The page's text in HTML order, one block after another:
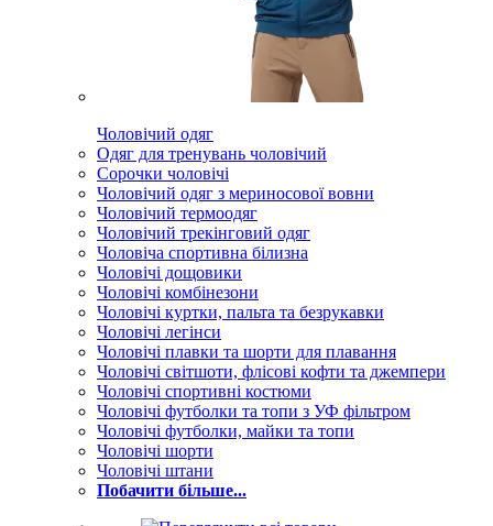
Чоловічий одяг
Одяг для тренувань чоловічий
Сорочки чоловічі
Чоловічий одяг з мериносової вовни
Чоловічий термоодяг
Чоловічий трекінговий одяг
Чоловіча спортивна білизна
Чоловічі дощовики
Чоловічі комбінезони
Чоловічі куртки, пальта та безрукавки
Чоловічі легінси
Чоловічі плавки та шорти для плавання
Чоловічі світшоти, флісові кофти та джемпери
Чоловічі спортивні костюми
Чоловічі футболки та топи з УФ фільтром
Чоловічі футболки, майки та топи
Чоловічі шорти
Чоловічі штани
Побачити більше...